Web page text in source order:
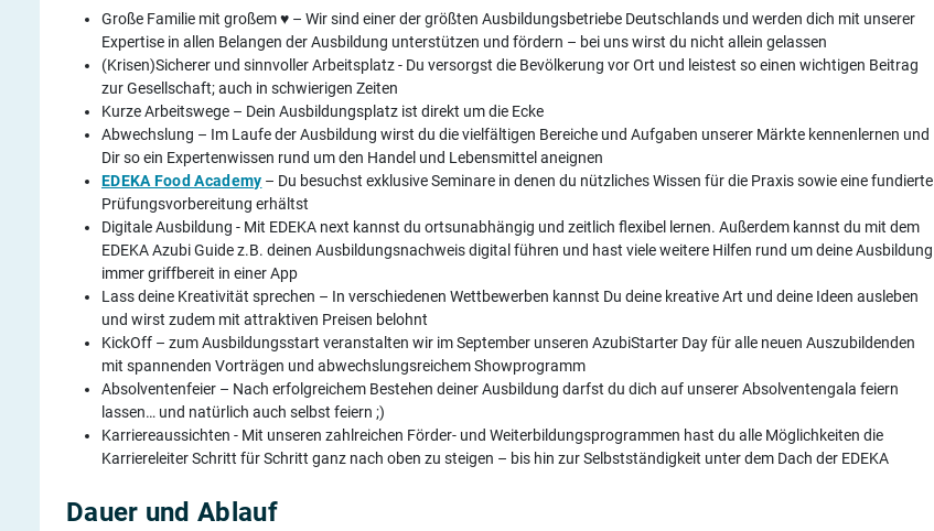
Große Familie mit großem ♥ – Wir sind einer der größten Ausbildungsbetriebe Deutschlands und werden dich mit unserer
Expertise in allen Belangen der Ausbildung unterstützen und fördern – bei uns wirst du nicht allein gelassen
(Krisen)Sicherer und sinnvoller Arbeitsplatz - Du versorgst die Bevölkerung vor Ort und leistest so einen wichtigen Beitrag
zur Gesellschaft; auch in schwierigen Zeiten
Kurze Arbeitswege – Dein Ausbildungsplatz ist direkt um die Ecke
Abwechslung – Im Laufe der Ausbildung wirst du die vielfältigen Bereiche und Aufgaben unserer Märkte kennenlernen und
Dir so ein Expertenwissen rund um den Handel und Lebensmittel aneignen
EDEKA Food Academy – Du besuchst exklusive Seminare in denen du nützliches Wissen für die Praxis sowie eine fundierte
Prüfungsvorbereitung erhältst
Digitale Ausbildung - Mit EDEKA next kannst du ortsunabhängig und zeitlich flexibel lernen. Außerdem kannst du mit dem
EDEKA Azubi Guide z.B. deinen Ausbildungsnachweis digital führen und hast viele weitere Hilfen rund um deine Ausbildung
immer griffbereit in einer App
Lass deine Kreativität sprechen – In verschiedenen Wettbewerben kannst Du deine kreative Art und deine Ideen ausleben
und wirst zudem mit attraktiven Preisen belohnt
KickOff – zum Ausbildungsstart veranstalten wir im September unseren AzubiStarter Day für alle neuen Auszubildenden
mit spannenden Vorträgen und abwechslungsreichem Showprogramm
Absolventenfeier – Nach erfolgreichem Bestehen deiner Ausbildung darfst du dich auf unserer Absolventengala feiern
lassen… und natürlich auch selbst feiern ;)
Karriereaussichten - Mit unseren zahlreichen Förder- und Weiterbildungsprogrammen hast du alle Möglichkeiten die
Karriereleiter Schritt für Schritt ganz nach oben zu steigen – bis hin zur Selbstständigkeit unter dem Dach der EDEKA
Dauer und Ablauf